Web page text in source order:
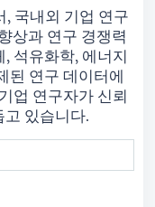
국내외 기업 연구
상과 연구 경쟁력
석유화학, 에너지
된 연구 데이터에
업 연구자가 신뢰
고 있습니다.